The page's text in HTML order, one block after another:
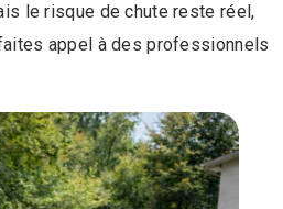
le risque de chute reste réel,
appel à des professionnels